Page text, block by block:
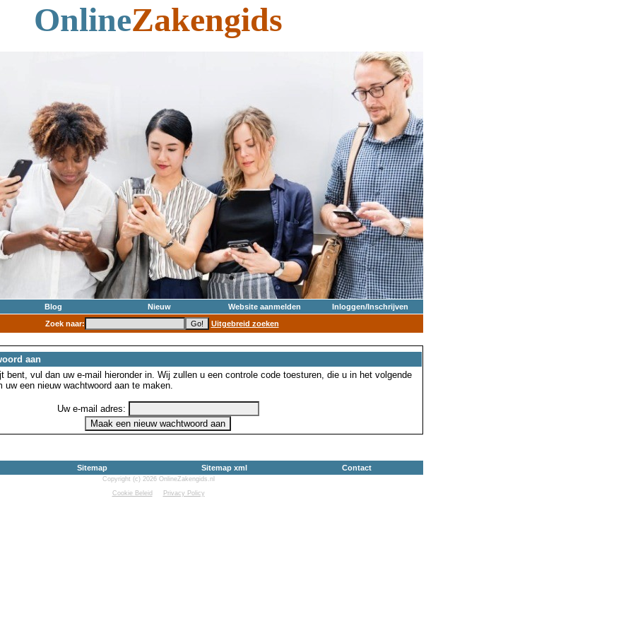
OnlineZakengids
Blog Nieuw Website aanmelden
Inloggen/Inschrijven
Zoek naar:
Uitgebreid zoeken
aan
bent, vul dan uw e-mail hieronder in. Wij zullen u een controle code toesturen, die u in het volgende
een nieuw wachtwoord aan te maken.
Uw e-mail adres:
Sitemap Sitemap xml Contact
Copyright (c) 2026 OnlineZakengids.nl
Cookie Beleid
Privacy Policy